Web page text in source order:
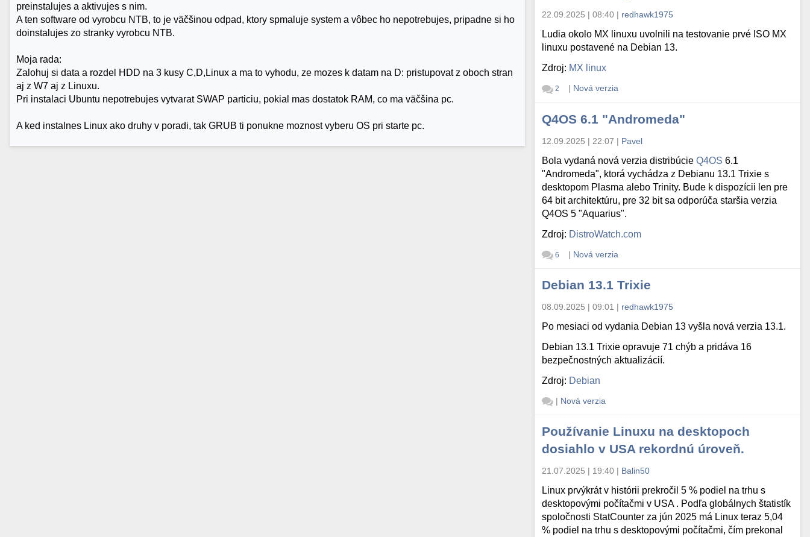
preinstalujes a aktivujes s nim.
A ten software od vyrobcu NTB, to je väčšinou odpad, ktory spmaluje system a vôbec ho nepotrebujes, pripadne si ho
doinstalujes zo stranky vyrobcu NTB.
Moja rada:
Zalohuj si data a rozdel HDD na 3 kusy C,D,Linux a ma to vyhodu, ze mozes k datam na D: pristupovat z oboch stran
aj z W7 aj z Linuxu.
Pri instalaci Ubuntu nepotrebujes vytvarat SWAP particiu, pokial mas dostatok RAM, co ma väčšina pc.
A ked instalnes Linux ako druhy v poradi, tak GRUB ti ponukne moznost vyberu OS pri starte pc.
22.09.2025 | 08:40 | redhawk1975
Ludia okolo MX linuxu uvolnili na testovanie prvé ISO MX
linuxu postavené na Debian 13.
Zdroj: MX linux
2 | Nová verzia
Q4OS 6.1 "Andromeda"
12.09.2025 | 22:07 | Pavel
Bola vydaná nová verzia distribúcieQ4OS 6.1
"Andromeda", ktorá vychádza z Debianu 13.1 Trixie s
desktopom Plasma alebo Trinity. Bude k dispozícii len pre
64 bit architektúru, pre 32 bit sa odporúča staršia verzia
Q4OS 5 "Aquarius".
Zdroj: DistroWatch.com
6 | Nová verzia
Debian 13.1 Trixie
08.09.2025 | 09:01 | redhawk1975
Po mesiaci od vydania Debian 13 vyšla nová verzia 13.1.
Debian 13.1 Trixie opravuje 71 chýb a pridáva 16
bezpečnostných aktualizácií.
Zdroj: Debian
| Nová verzia
Používanie Linuxu na desktopoch
dosiahlo v USA rekordnú úroveň.
21.07.2025 | 19:40 | Balin50
Linux prvýkrát v histórii prekročil 5 % podiel na trhu s
desktopovými počítačmi v USA . Podľa globálnych štatistík
spoločnosti StatCounter za jún 2025 má Linux teraz 5,04
% podiel na trhu s desktopovými počítačmi, čím prekonal